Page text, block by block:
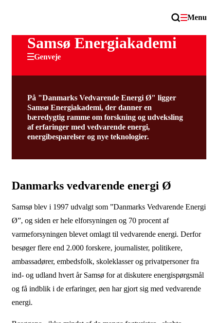
Menu
Samsø Energiakademi
Genveje
På "Danmarks Vedvarende Energi Ø" ligger
Samsø Energiakademi, der danner en
bæredygtig ramme om forskning og udveksling
af erfaringer med vedvarende energi,
energibesparelser og nye teknologier.
Danmarks vedvarende energi Ø
Samsø blev i 1997 udvalgt som ”Danmarks Vedvarende Energi
Ø”, og siden er hele elforsyningen og 70 procent af
varmeforsyningen blevet omlagt til vedvarende energi. Derfor
besøger flere end 2.000 forskere, journalister, politikere,
ambassadører, embedsfolk, skoleklasser og privatpersoner fra
ind- og udland hvert år Samsø for at diskutere energispørgsmål
og få indblik i de erfaringer, øen har gjort sig med vedvarende
energi.